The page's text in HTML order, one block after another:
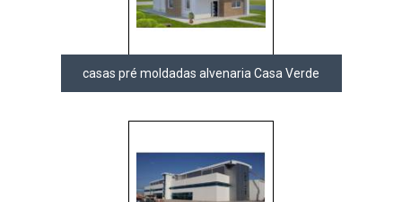
casas pré moldadas alvenaria Casa Verde